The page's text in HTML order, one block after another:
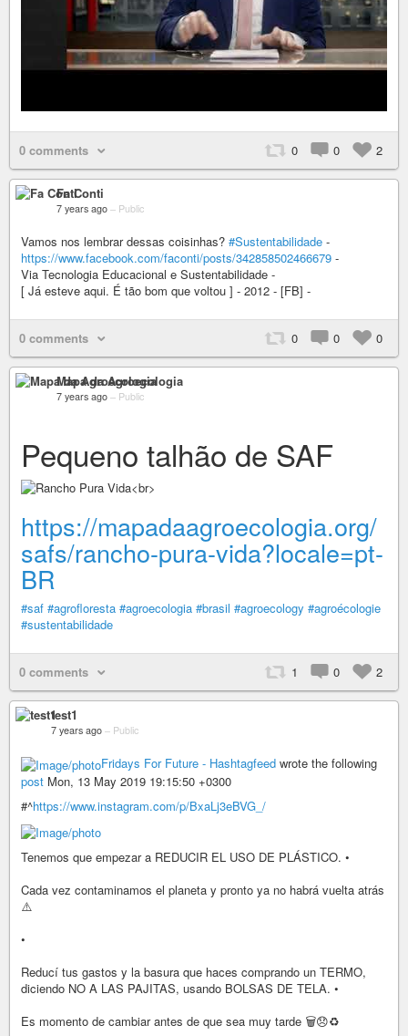
0 comments 0 0 2
Fa Conti
7 years ago – Public
Vamos nos lembrar dessas coisinhas? #Sustentabilidade -
https://www.facebook.com/faconti/posts/342858502466679 -
Via Tecnologia Educacional e Sustentabilidade -
[ Já esteve aqui. É tão bom que voltou ] - 2012 - [FB] -
0 comments 0 0 0
Mapa da Agroecologia
7 years ago – Public
Pequeno talhão de SAF
https://mapadaagroecologia.org/
safs/rancho-pura-vida?locale=pt-
BR
#saf #agrofloresta #agroecologia #brasil #agroecology #agroécologie
#sustentabilidade
0 comments 1 0 2
test1
7 years ago – Public
Fridays For Future - Hashtagfeed wrote the following
post Mon, 13 May 2019 19:15:50 +0300
#^https://www.instagram.com/p/BxaLj3eBVG_/
Tenemos que empezar a REDUCIR EL USO DE PLÁSTICO. •
Cada vez contaminamos el planeta y pronto ya no habrá vuelta atrás
⚠️
•
Reducí tus gastos y la basura que haces comprando un TERMO,
diciendo NO A LAS PAJITAS, usando BOLSAS DE TELA. •
Es momento de cambiar antes de que sea muy tarde 🗑😞♻️